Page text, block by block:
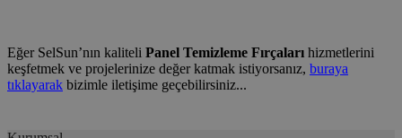
Eğer SelSun’nın kaliteli Panel Temizleme Fırçaları hizmetlerini
keşfetmek ve projelerinize değer katmak istiyorsanız, buraya
tıklayarak bizimle iletişime geçebilirsiniz...